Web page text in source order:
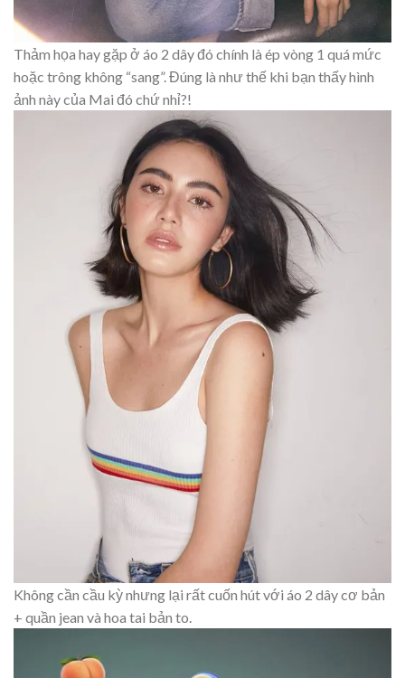
Thảm họa hay gặp ở áo 2 dây đó chính là ép vòng 1 quá mức
hoặc trông không “sang”. Đúng là như thế khi bạn thấy hình
ảnh này của Mai đó chứ nhỉ?!
Không cần cầu kỳ nhưng lại rất cuốn hút với áo 2 dây cơ bản
+ quần jean và hoa tai bản to.